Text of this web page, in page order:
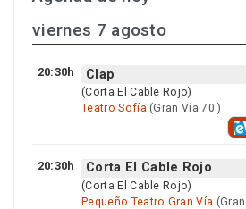
viernes 7 agosto
20:30h Clap
(Corta El Cable Rojo)
Teatro Sofía (Gran Vía 70 )
20:30h Corta El Cable Rojo
(Corta El Cable Rojo)
Pequeño Teatro Gran Vía